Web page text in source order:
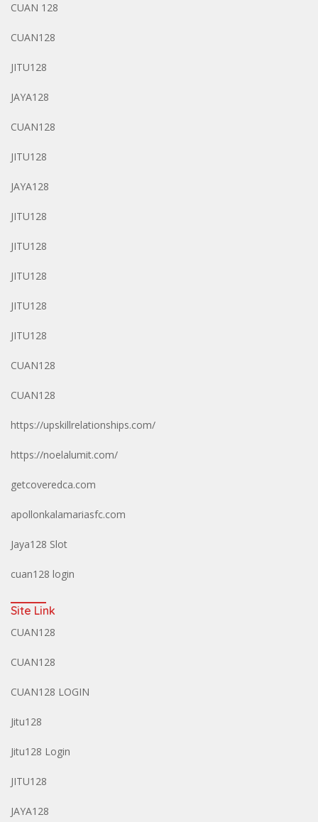
CUAN 128
CUAN128
JITU128
JAYA128
CUAN128
JITU128
JAYA128
JITU128
JITU128
JITU128
JITU128
JITU128
CUAN128
CUAN128
https://upskillrelationships.com/
https://noelalumit.com/
getcoveredca.com
apollonkalamariasfc.com
Jaya128 Slot
cuan128 login
Site Link
CUAN128
CUAN128
CUAN128 LOGIN
Jitu128
Jitu128 Login
JITU128
JAYA128